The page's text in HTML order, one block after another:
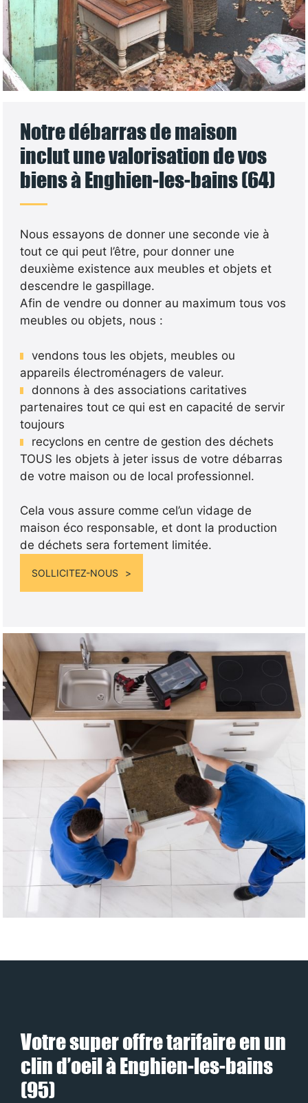
Notre débarras de maison
inclut une valorisation de vos
biens à Enghien-les-bains (64)
Nous essayons de donner une seconde vie à
tout ce qui peut l’être, pour donner une
deuxième existence aux meubles et objets et
descendre le gaspillage.
Afin de vendre ou donner au maximum tous vos
meubles ou objets, nous :
vendons tous les objets, meubles ou
appareils électroménagers de valeur.
donnons à des associations caritatives
partenaires tout ce qui est en capacité de servir
toujours
recyclons en centre de gestion des déchets
TOUS les objets à jeter issus de votre débarras
de votre maison ou de local professionnel.
Cela vous assure comme cel’un vidage de
maison éco responsable, et dont la production
de déchets sera fortement limitée.
SOLLICITEZ-NOUS
Votre super offre tarifaire en un
clin d’oeil à Enghien-les-bains
(95)